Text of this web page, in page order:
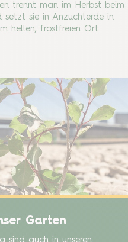
trennt man im Herbst beim
sie in Anzuchterde in
hellen, frostfreien Ort
Garten